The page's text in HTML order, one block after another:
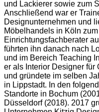
und Lackierer sowie zum
Anschließend war er
Designunternehmen und
Möbelhandels in Köln
Einrichtungsfachberater
führten ihn danach nach
und im Bereich Teaching
er als Interior Designer für
und gründete im selben
in Lippstadt. In den
Standorte in Bochum
Düsseldorf (2018). 2017